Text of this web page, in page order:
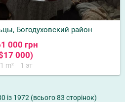
Богодуховский район
000 грн
000)
m² 1 эт
із 1972 (всього 83 сторінок)